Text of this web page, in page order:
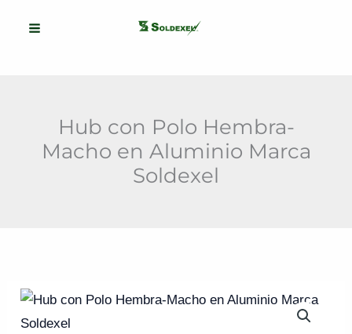
Hub con Polo Hembra-
Macho en Aluminio Marca
Soldexel
Hub
con